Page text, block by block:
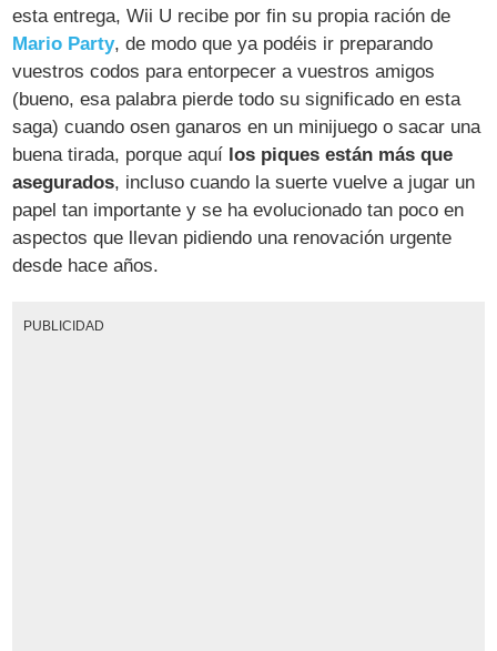
esta entrega, Wii U recibe por fin su propia ración de
Mario Party, de modo que ya podéis ir preparando
vuestros codos para entorpecer a vuestros amigos
(bueno, esa palabra pierde todo su significado en esta
saga) cuando osen ganaros en un minijuego o sacar una
buena tirada, porque aquí los piques están más que
asegurados, incluso cuando la suerte vuelve a jugar un
papel tan importante y se ha evolucionado tan poco en
aspectos que llevan pidiendo una renovación urgente
desde hace años.
PUBLICIDAD